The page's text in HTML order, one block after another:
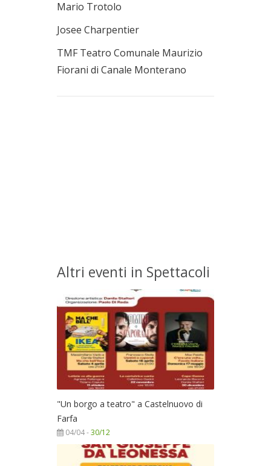
Mario Trotolo
Josee Charpentier
TMF Teatro Comunale Maurizio
Fiorani di Canale Monterano
Altri eventi in Spettacoli
"Un borgo a teatro" a Castelnuovo di
Farfa
04/04 -30/12